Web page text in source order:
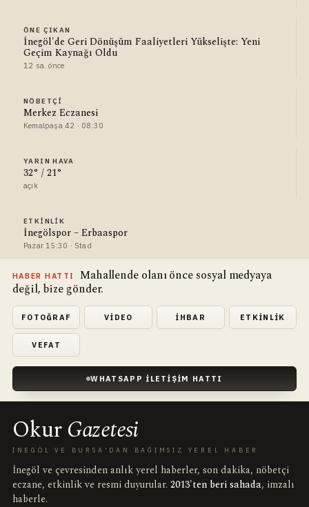
ÖNE ÇIKAN
İnegöl'de Geri Dönüşüm Faaliyetleri Yükselişte: Yeni
Geçim Kaynağı Oldu
12 sa. önce
NÖBETÇI
Merkez Eczanesi
Kemalpaşa 42 · 08:30
YARIN HAVA
32° / 21°
açık
ETKINLIK
İnegölspor – Erbaaspor
Pazar 15:30 · Stad
HABER HATTI
Mahallende olanı önce sosyal medyaya
değil, bize gönder.
FOTOĞRAF VIDEO İHBAR ETKINLIK
VEFAT
WHATSAPP İLETIŞIM HATTI
OkurGazetesi
İNEGÖL VE BURSA'DAN BAĞIMSIZ YEREL HABER
İnegöl ve çevresinden anlık yerel haberler, son dakika, nöbetçi
eczane, etkinlik ve resmi duyurular. 2013'ten beri sahada, imzalı
haberle.